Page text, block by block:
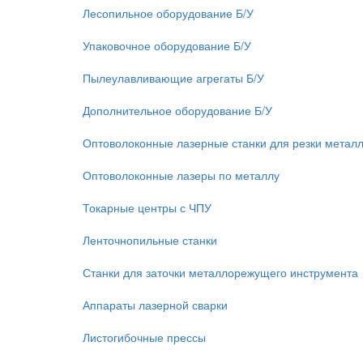
Лесопильное оборудование Б/У
Упаковочное оборудование Б/У
Пылеулавливающие агрегаты Б/У
Дополнительное оборудование Б/У
Оптоволоконные лазерные станки для резки
Оптоволоконные лазеры по металлу
Токарные центры с ЧПУ
Ленточнопильные станки
Станки для заточки металлорежущего инструмента
Аппараты лазерной сварки
Листогибочные прессы